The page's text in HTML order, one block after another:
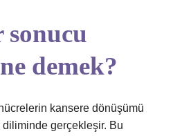
sonucu
demek?
kansere dönüşümü
gerçekleşir. Bu